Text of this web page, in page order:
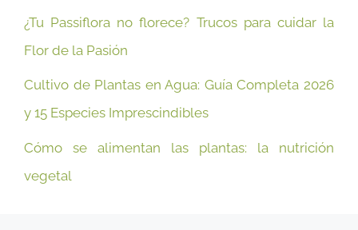
¿Tu Passiflora no florece? Trucos para cuidar la
Flor de la Pasión
Cultivo de Plantas en Agua: Guía Completa 2026
y 15 Especies Imprescindibles
Cómo se alimentan las plantas: la nutrición
vegetal